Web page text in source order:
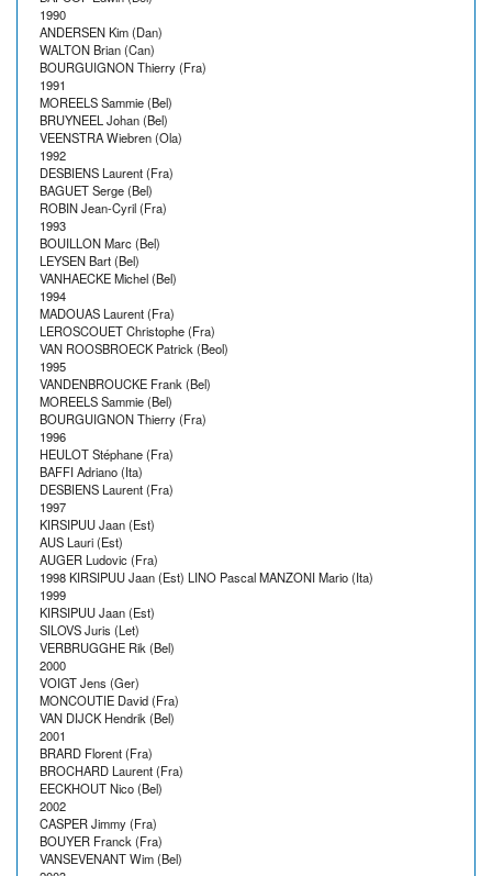
1990
ANDERSEN Kim (Dan)
WALTON Brian (Can)
BOURGUIGNON Thierry (Fra)
1991
MOREELS Sammie (Bel)
BRUYNEEL Johan (Bel)
VEENSTRA Wiebren (Ola)
1992
DESBIENS Laurent (Fra)
BAGUET Serge (Bel)
ROBIN Jean-Cyril (Fra)
1993
BOUILLON Marc (Bel)
LEYSEN Bart (Bel)
VANHAECKE Michel (Bel)
1994
MADOUAS Laurent (Fra)
LEROSCOUET Christophe (Fra)
VAN ROOSBROECK Patrick (Beol)
1995
VANDENBROUCKE Frank (Bel)
MOREELS Sammie (Bel)
BOURGUIGNON Thierry (Fra)
1996
HEULOT Stéphane (Fra)
BAFFI Adriano (Ita)
DESBIENS Laurent (Fra)
1997
KIRSIPUU Jaan (Est)
AUS Lauri (Est)
AUGER Ludovic (Fra)
1998 KIRSIPUU Jaan (Est) LINO Pascal MANZONI Mario (Ita)
1999
KIRSIPUU Jaan (Est)
SILOVS Juris (Let)
VERBRUGGHE Rik (Bel)
2000
VOIGT Jens (Ger)
MONCOUTIE David (Fra)
VAN DIJCK Hendrik (Bel)
2001
BRARD Florent (Fra)
BROCHARD Laurent (Fra)
EECKHOUT Nico (Bel)
2002
CASPER Jimmy (Fra)
BOUYER Franck (Fra)
VANSEVENANT Wim (Bel)